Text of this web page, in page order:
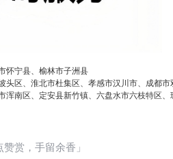
怀宁县、榆林市子洲县
区、淮北市杜集区、孝感市汉川市、成都市
南区、定安县新竹镇、六盘水市六枝特区、
赞赏，手留余香」